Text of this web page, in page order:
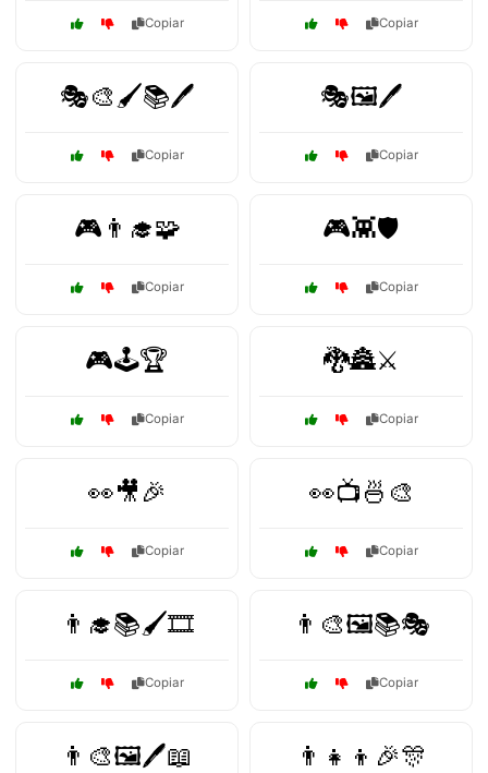
Copiar Copiar
🎭🎨🖌️📚🖊️
Copiar
🎭🖼️🖊️
Copiar
🎮👨‍🎓🧩
Copiar
🎮👾🛡️
Copiar
🎮🕹️🏆
Copiar
🐉🏯⚔️
Copiar
👀🎥🎉
Copiar
👀📺🍜🎨
Copiar
👨‍🎓📚🖌️🎞️
Copiar
👨‍🎨🖼️📚🎭
Copiar
👨‍🎨🖼️🖊️📖 👨‍👧‍👦🎉🎊